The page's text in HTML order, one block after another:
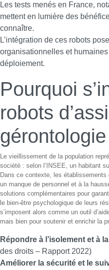
Les tests menés en France,
mettent en lumière des
connaître.
L’intégration de ces robots
organisationnelles et
déploiement.
Pourquoi
robots
Le vieillissement de la population
société : selon l’INSEE, un habitant
Dans ce contexte, les établissements
un manque de personnel et à la
solutions complémentaires pour
le bien-être psychologique de leurs
s’imposent alors comme un outil
mais bien pour soutenir et enrichir la
Répondre à l’isolement et à
des droits – Rapport 2022)
Améliorer la sécurité et le